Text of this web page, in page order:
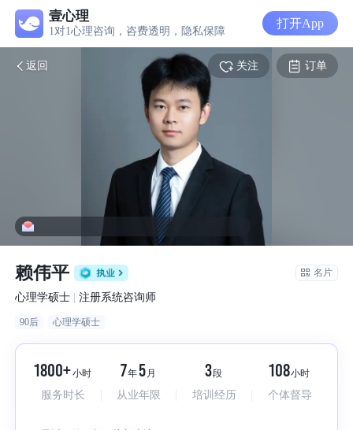
壹心理
1对1心理咨询，咨费透明，隐私保障
打开App
返回 关注 订单
咨询师让你被看见，被
赖伟平 名片
心理学硕士 |注册系统咨询师
90后 心理学硕士
1800+小时
服务时长
7年5 月
从业年限
3段
培训经历
108小时
个体督导